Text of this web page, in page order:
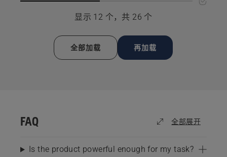
信
显示 12 个，共 26 个
全部加载 再加载
FAQ 全部展开
Is the product powerful enough for my task?